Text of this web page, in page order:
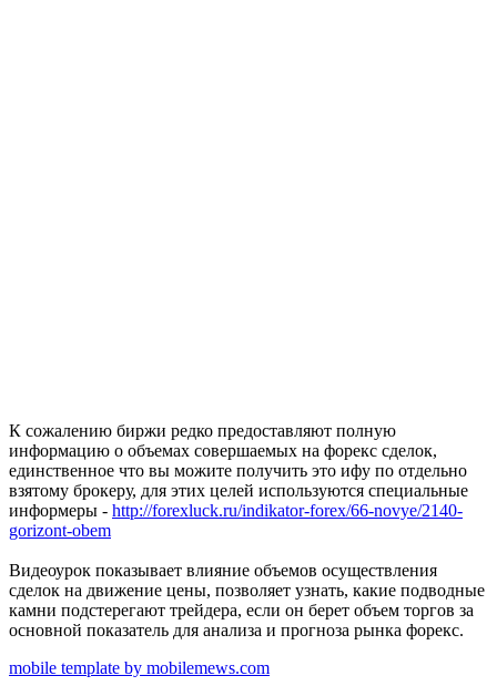
К сожалению биржи редко предоставляют полную
информацию о объемах совершаемых на форекс сделок,
единственное что вы можите получить это ифу по отдельно
взятому брокеру, для этих целей используются специальные
информеры - http://forexluck.ru/indikator-forex/66-novye/2140-
gorizont-obem
Видеоурок показывает влияние объемов осуществления
сделок на движение цены, позволяет узнать, какие подводные
камни подстерегают трейдера, если он берет объем торгов за
основной показатель для анализа и прогноза рынка форекс.
mobile template by mobilemews.com